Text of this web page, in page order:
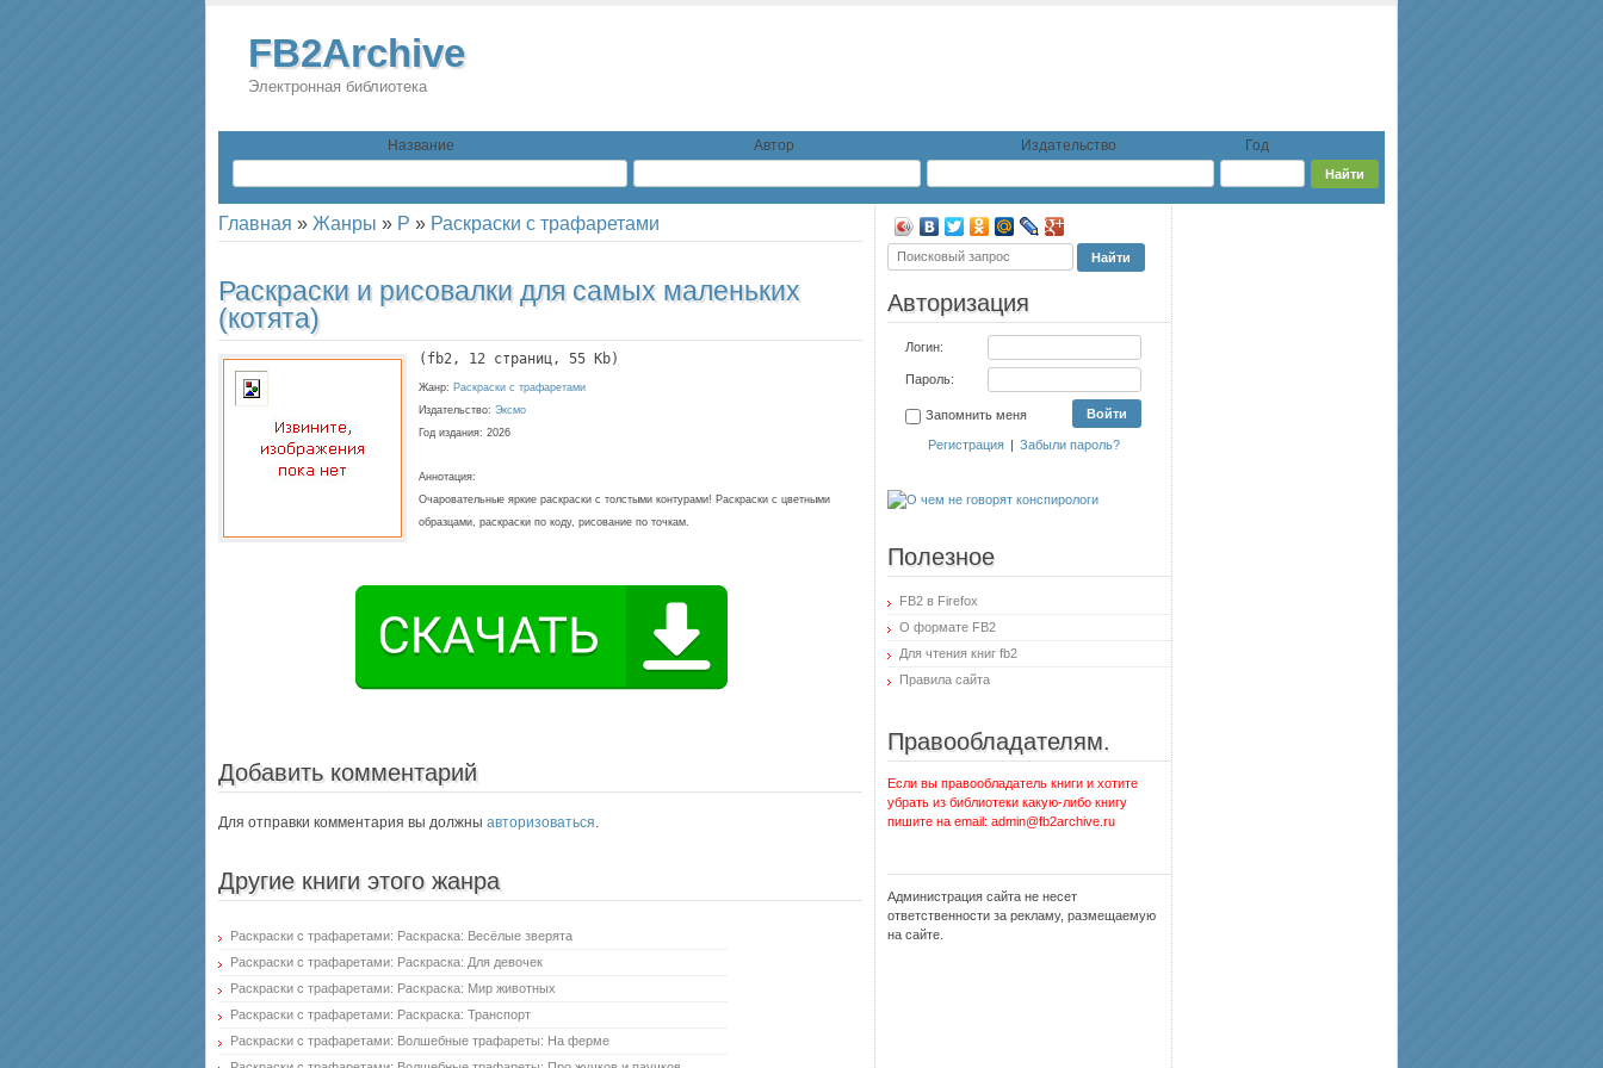
FB2Archive
Электронная библиотека
Название Автор Издательство Год
Главная » Жанры » Р » Раскраски с трафаретами
Раскраски и рисовалки для самых маленьких
(котята)
( fb2, 12 страниц, 55 Kb)
Жанр: Раскраски с трафаретами
Издательство: Эксмо
Год издания: 2026
Аннотация:
Очаровательные яркие раскраски с толстыми контурами! Раскраски с цветными
образцами, раскраски по коду, рисование по точкам.
Добавить комментарий
Для отправки комментария вы должны авторизоваться.
Другие книги этого жанра
Раскраски с трафаретами: Раскраска: Весёлые зверята
Раскраски с трафаретами: Раскраска: Для девочек
Раскраски с трафаретами: Раскраска: Мир животных
Раскраски с трафаретами: Раскраска: Транспорт
Раскраски с трафаретами: Волшебные трафареты: На ферме
Авторизация
Логин:
Пароль:
Запомнить меня
Регистрация | Забыли пароль?
Полезное
FB2 в Firefox
О формате FB2
Для чтения книг fb2
Правила сайта
Правообладателям.
Если вы правообладатель книги и хотите
убрать из библиотеки какую-либо книгу
пишите на email: admin@fb2archive.ru
Администрация сайта не несет
ответственности за рекламу, размещаемую
на сайте.